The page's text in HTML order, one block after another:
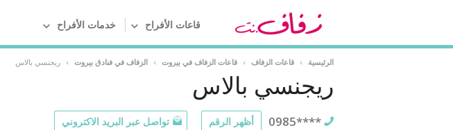
قاعات الأفراح خدمات الأفراح
الرئيسية › قاعات الزفاف › قاعات الزفاف في بيروت › الزفاف في فنادق بيروت › ريجنسي بالاس
ريجنسي بالاس
0985**** أظهر الرقم تواصل عبر البريد الاكتروني